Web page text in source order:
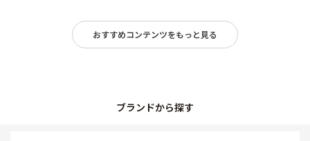
おすすめコンテンツをもっと見る
ブランドから探す